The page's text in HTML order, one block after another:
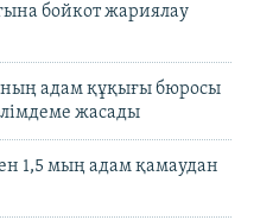
бойкот жариялау
адам құқығы бюросы
жасады
1,5 мың адам қамаудан